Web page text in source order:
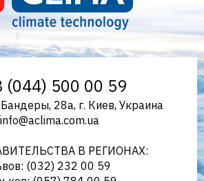
(044) 500 00 59
28а, г. Киев, Украина
info@aclima.com.ua
В РЕГИОНАХ:
(032) 232 00 59